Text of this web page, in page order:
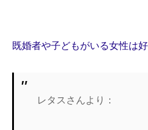
既婚者や子どもがいる女性は
レタスさんより：